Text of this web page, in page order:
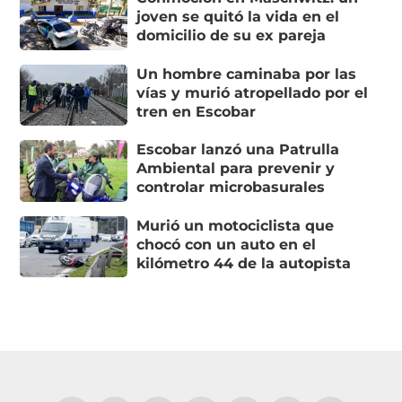
joven se quitó la vida en el
domicilio de su ex pareja
Un hombre caminaba por las
vías y murió atropellado por el
tren en Escobar
Escobar lanzó una Patrulla
Ambiental para prevenir y
controlar microbasurales
Murió un motociclista que
chocó con un auto en el
kilómetro 44 de la autopista